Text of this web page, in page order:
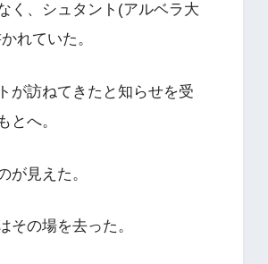
く、シュタント(アルベラ大
れていた。
が訪ねてきたと知らせを受
とへ。
が見えた。
の場を去った。